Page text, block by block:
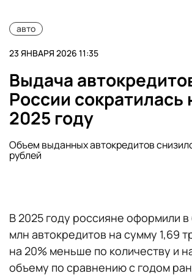
авто
23 ЯНВАРЯ 2026 11:35
Выдача
России сократилась
2025 году
Объем выданных автокредитов
рублей
В 2025 году россияне оформили в
млн автокредитов на сумму 1,69
на 20% меньше по количеству и
объему по сравнению с годом